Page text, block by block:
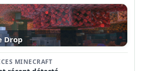
Drop
MINECRAFT